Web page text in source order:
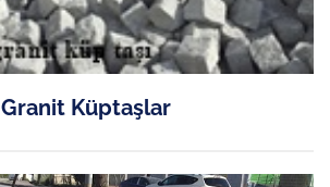
Granit Küptaşlar